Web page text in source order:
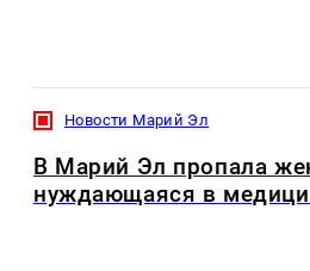
Новости Марий Эл
В Марий Эл пропала
нуждающаяся в